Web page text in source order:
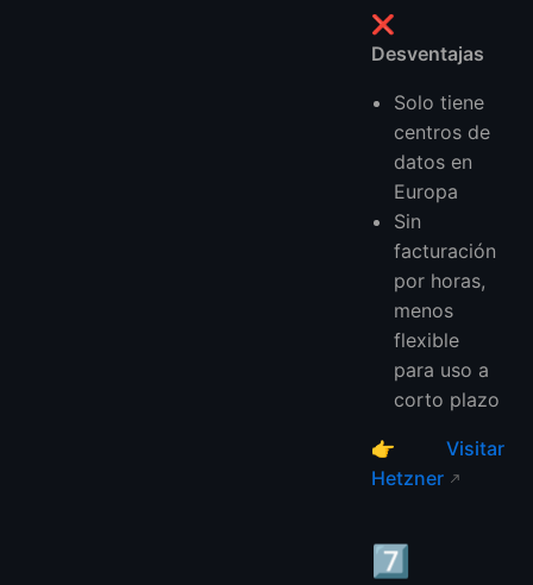
❌
Desventajas
Solo tiene
centros de
datos en
Europa
Sin
facturación
por horas,
menos
flexible
para uso a
corto plazo
👉 Visitar
Hetzner
7️⃣